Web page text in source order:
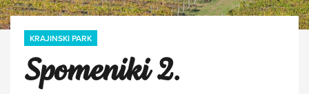
KRAJINSKI PARK
Spomeniki 2.